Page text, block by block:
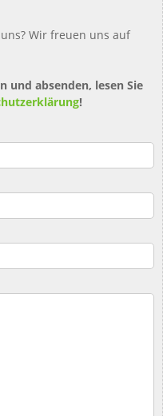
Wir freuen uns auf
und absenden, lesen Sie
!